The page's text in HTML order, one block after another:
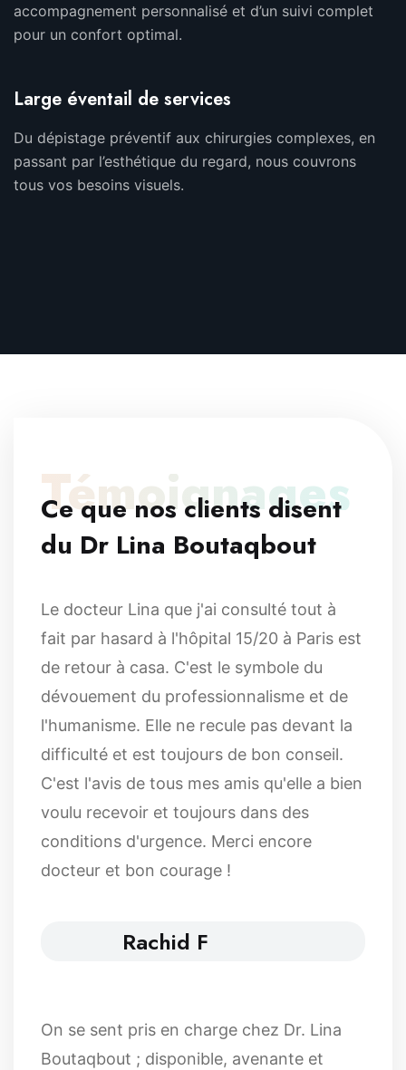
accompagnement personnalisé et d’un suivi complet
pour un confort optimal.
Large éventail de services
Du dépistage préventif aux chirurgies complexes, en
passant par l’esthétique du regard, nous couvrons
tous vos besoins visuels.
Témoignages
Ce que nos clients disent
du Dr Lina Boutaqbout
Le docteur Lina que j'ai consulté tout à
fait par hasard à l'hôpital 15/20 à Paris est
de retour à casa. C'est le symbole du
dévouement du professionnalisme et de
l'humanisme. Elle ne recule pas devant la
difficulté et est toujours de bon conseil.
C'est l'avis de tous mes amis qu'elle a bien
voulu recevoir et toujours dans des
conditions d'urgence. Merci encore
docteur et bon courage !
Rachid F
On se sent pris en charge chez Dr. Lina
Boutaqbout ; disponible, avenante et